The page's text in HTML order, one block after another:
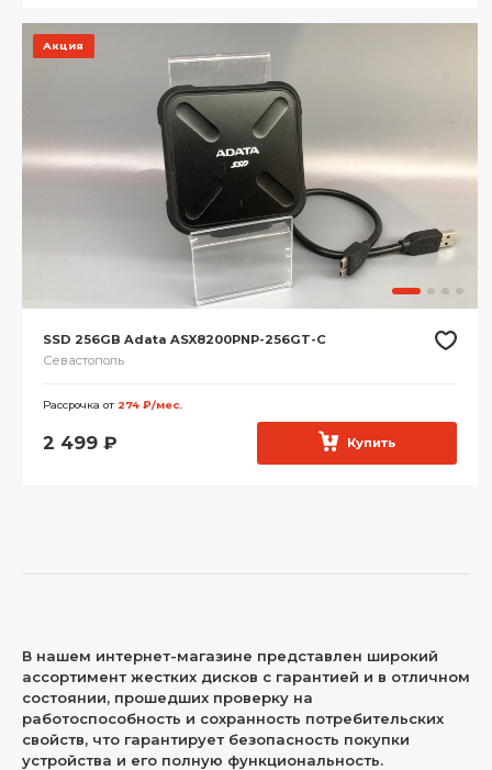
Акция
SSD 256GB Adata ASX8200PNP-256GT-C
Севастополь
Рассрочка от 274 ₽/мес.
2 499 ₽ Купить
В нашем интернет-магазине представлен широкий
ассортимент жестких дисков с гарантией и в отличном
состоянии, прошедших проверку на
работоспособность и сохранность потребительских
свойств, что гарантирует безопасность покупки
устройства и его полную функциональность.